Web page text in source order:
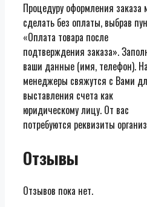
Процедуру оформления заказа
сделать без оплаты, выбрав
«Оплата товара после
подтверждения заказа».
ваши данные (имя, телефон).
менеджеры свяжутся с Вами
выставления счета как
юридическому лицу. От вас
потребуются реквизиты
Отзывы
Отзывов пока нет.